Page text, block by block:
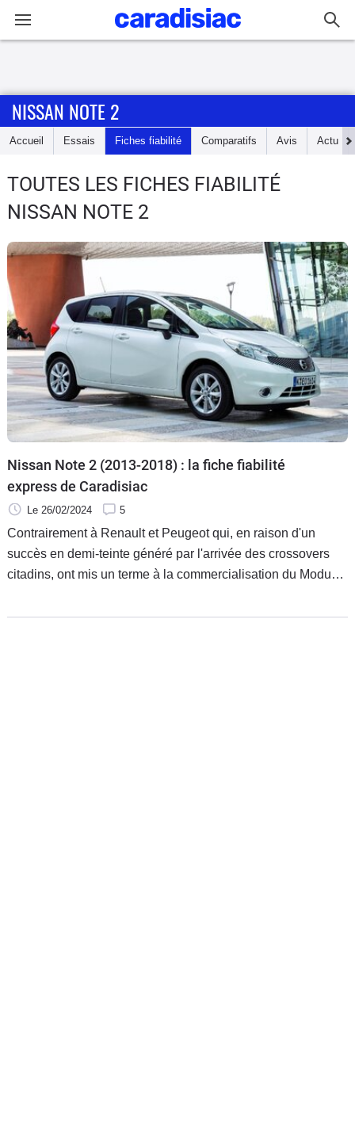
Accueil
Essais
d'achat
Electriques
Utilitaires
Flottes
Auto
Services
Forum
Moto
Marques
NISSAN NOTE 2
Accueil Essais Fiches fiabilité Comparatifs Avis Actu
TOUTES LES FICHES FIABILITÉ
NISSAN NOTE 2
Nissan Note 2 (2013-2018) : la fiche fiabilité
express de Caradisiac
Le 26/02/2024 5
Contrairement à Renault et Peugeot qui, en raison d'un
succès en demi-teinte généré par l'arrivée des crossovers
citadins, ont mis un terme à la commercialisation du Modus
juillet 2013 la seconde génération de Note.